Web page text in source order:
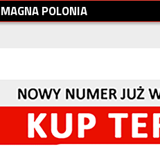
MAGNAPOLONIA